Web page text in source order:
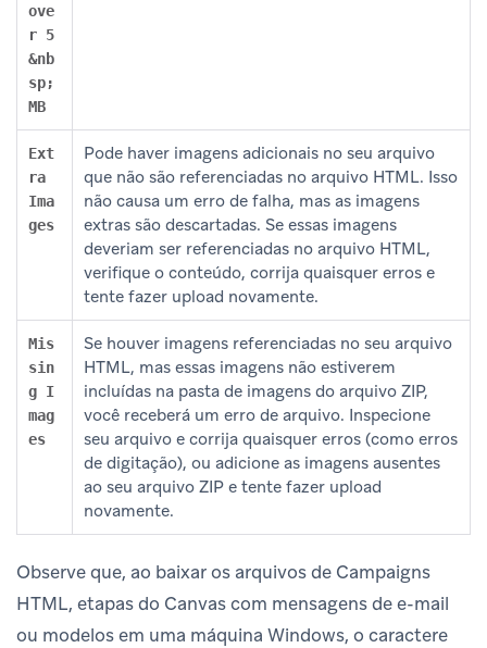
ove
r 5
&nb
sp;
MB
Ext
ra
Ima
ges
Pode haver imagens adicionais no seu arquivo
que não são referenciadas no arquivo HTML. Isso
não causa um erro de falha, mas as imagens
extras são descartadas. Se essas imagens
deveriam ser referenciadas no arquivo HTML,
verifique o conteúdo, corrija quaisquer erros e
tente fazer upload novamente.
Mis
sin
g I
mag
es
Se houver imagens referenciadas no seu arquivo
HTML, mas essas imagens não estiverem
incluídas na pasta de imagens do arquivo ZIP,
você receberá um erro de arquivo. Inspecione
seu arquivo e corrija quaisquer erros (como erros
de digitação), ou adicione as imagens ausentes
ao seu arquivo ZIP e tente fazer upload
novamente.
Observe que, ao baixar os arquivos de Campaigns
HTML, etapas do Canvas com mensagens de e-mail
ou modelos em uma máquina Windows, o caractere